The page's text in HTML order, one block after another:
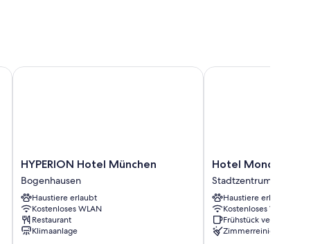
HYPERION
Hotel
München
Bogenhausen
HYPERION Hotel München
Bogenhausen
Haustiere erlaubt
Kostenloses WLAN
Restaurant
Klimaanlage
HYPERION Hotel München
Hotel
Mondial
Munich
Stadtzentrum
von
München
Hotel Mondial
Stadtzentrum von
Haustiere erlaubt
Kostenloses WLAN
Frühstück verfügbar
Zimmerreinigung
Hotel Mondial Munich